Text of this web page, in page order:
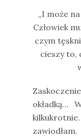
„I może
Człowiek
czym
cieszy to,
okładką…